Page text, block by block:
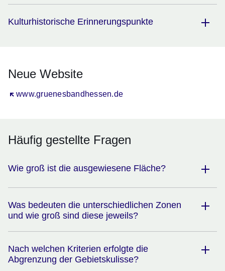
Kulturhistorische Erinnerungspunkte
Neue Website
www.gruenesbandhessen.de
Öffnet sich in einem neuen Fenster
Häufig gestellte Fragen
Wie groß ist die ausgewiesene Fläche?
Was bedeuten die unterschiedlichen Zonen
und wie groß sind diese jeweils?
Nach welchen Kriterien erfolgte die
Abgrenzung der Gebietskulisse?